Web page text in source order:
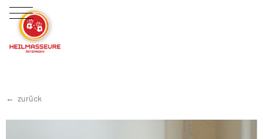
zurück